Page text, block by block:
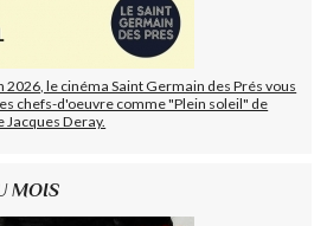
le cinéma Saint Germain des Prés vous
chefs-d'oeuvre comme "Plein soleil" de
Jacques Deray.
MOIS